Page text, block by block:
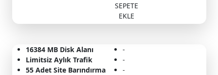
SEPETE
EKLE
16384 MB Disk Alanı
Limitsiz Aylık Trafik
55 Adet Site Barındırma
-
-
-